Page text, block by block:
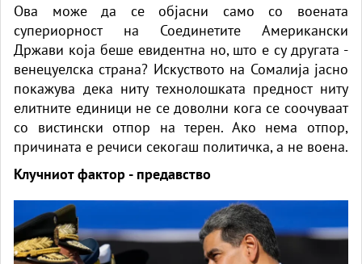
Ова може да се објасни само со воената
супериорност на Соединетите Американски
Држави која беше евидентна но, што е су другата -
венецуелска страна? Искуството на Сомалија јасно
покажува дека ниту технолошката предност ниту
елитните единици не се доволни кога се соочуваат
со вистински отпор на терен. Ако нема отпор,
причината е речиси секогаш политичка, а не воена.
Клучниот фактор - предавство